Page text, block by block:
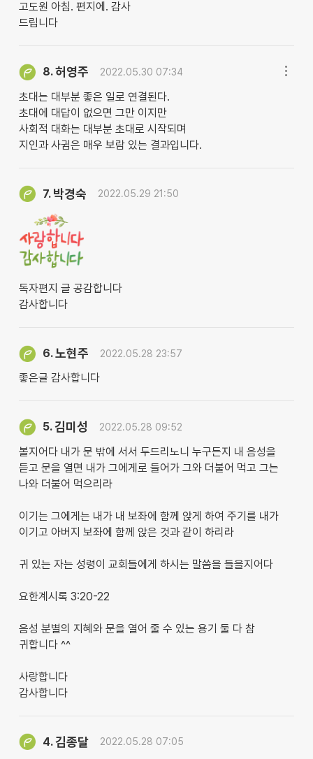
고도원 아침. 편지에. 감사
드립니다
8.허영주 2022.05.30 07:34
초대는 대부분 좋은 일로 연결된다.
초대에 대답이 없으면 그만 이지만
사회적 대화는 대부분 초대로 시작되며
지인과 사귐은 매우 보람 있는 결과입니다.
7. 박경숙 2022.05.29 21:50
독자편지 글 공감합니다
감사합니다
6.노현주 2022.05.28 23:57
좋은글 감사합니다
5.김미성 2022.05.28 09:52
볼지어다 내가 문 밖에 서서 두드리노니 누구든지 내 음성을
듣고 문을 열면 내가 그에게로 들어가 그와 더불어 먹고 그는
나와 더불어 먹으리라
이기는 그에게는 내가 내 보좌에 함께 앉게 하여 주기를 내가
이기고 아버지 보좌에 함께 앉은 것과 같이 하리라
귀 있는 자는 성령이 교회들에게 하시는 말씀을 들을지어다
요한계시록 3:20-22
음성 분별의 지혜와 문을 열어 줄 수 있는 용기 둘 다 참
귀합니다 ^^
사랑합니다
감사합니다
4.김종달 2022.05.28 07:05